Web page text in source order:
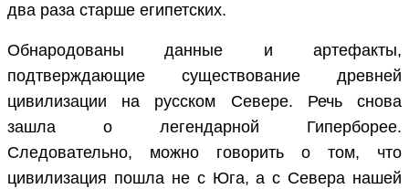
два раза старше египетских.
Обнародованы данные и артефакты,
подтверждающие существование древней
цивилизации на русском Севере. Речь снова
зашла о легендарной Гиперборее.
Следовательно, можно говорить о том, что
цивилизация пошла не с Юга, а с Севера нашей